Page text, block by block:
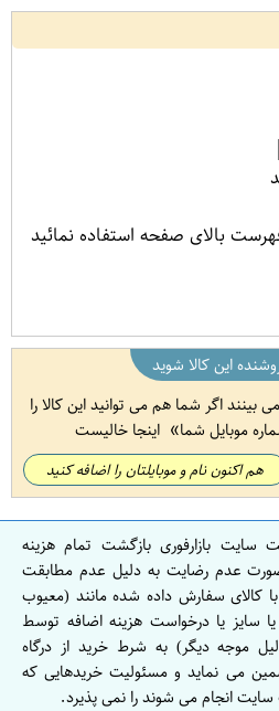
بالای صفحه استفاده نمائید
این کالا شوید
بینند اگر شما هم می توانید این کالا را
موبایل شما اینجا خالیست
هم اکنون نام و موبایلتان را اضافه کنید
سایت بازارفوری بازگشت تمام هزینه
عدم رضایت به دلیل عدم مطابقت
کالای سفارش داده شده مانند (معیوب
سایز یا درخواست هزینه اضافه توسط
موجه دیگر) به شرط خرید از درگاه
می نماید و مسئولیت خریدهایی که
سایت انجام می شوند را نمی پذیرد.